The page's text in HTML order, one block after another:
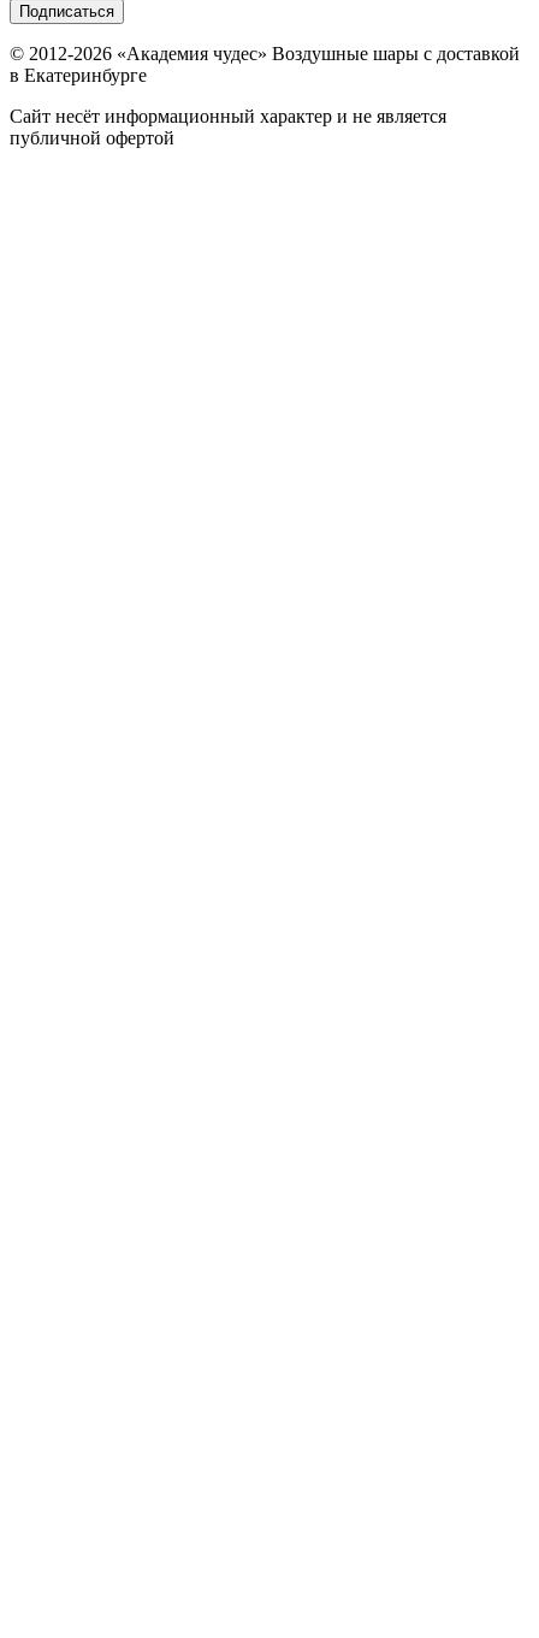
Подписаться
© 2012-2026 «Академия чудес» Воздушные шары с доставкой
в Екатеринбурге
Сайт несёт информационный характер и не является
публичной офертой